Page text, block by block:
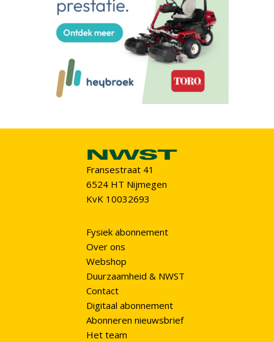
Fransestraat 41
6524 HT Nijmegen
KvK 10032693
Fysiek abonnement
Over ons
Webshop
Duurzaamheid & NWST
Contact
Digitaal abonnement
Abonneren nieuwsbrief
Het team